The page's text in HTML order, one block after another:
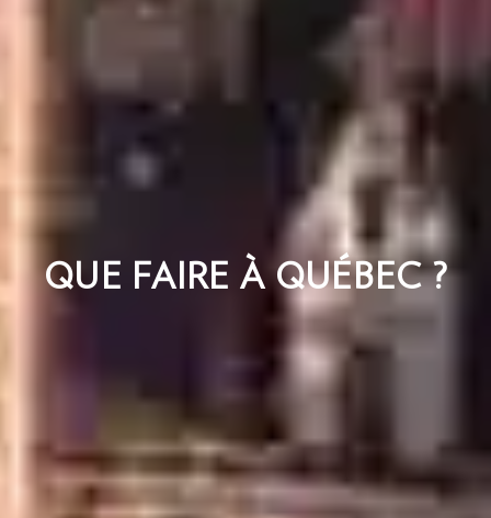
QUE FAIRE À QUÉBEC ?